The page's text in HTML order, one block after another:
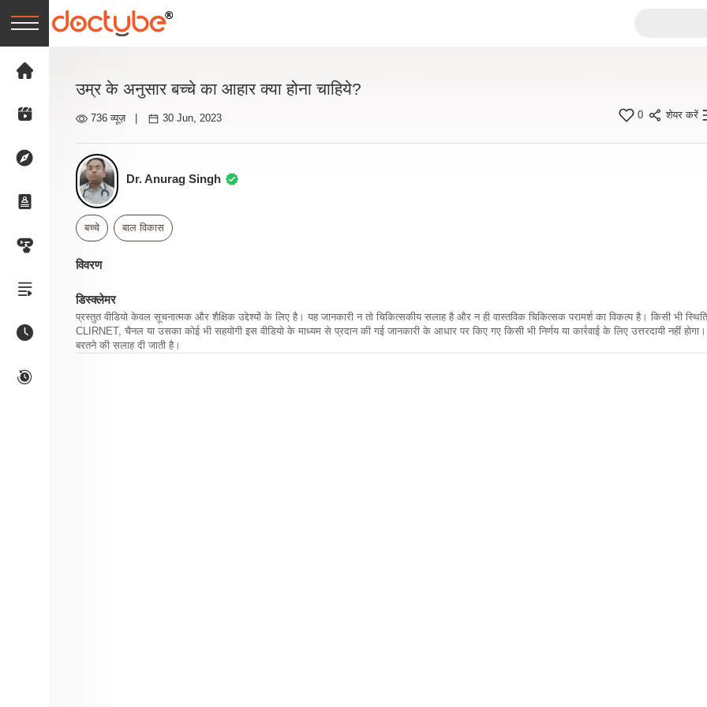
उम्र के अनुसार बच्चे का आहार क्या होना चाहिये?
736 व्यूज़ 30 Jun, 2023 0 शेयर करें
Dr. Anurag Singh
बच्चे बाल विकास
विवरण
डिस्क्लेमर
प्रस्तुत वीडियो केवल सूचनात्मक और शैक्षिक उद्देश्यों के लिए है। यह जानकारी न तो चिकित्सकीय सलाह है और न ही वास्तविक चिकित्सक परामर्श का विकल्प है। किसी भी
CLIRNET, चैनल या उसका कोई भी सहयोगी इस वीडियो के माध्यम से प्रदान की गई जानकारी के आधार पर किए गए किसी भी निर्णय या कार्रवाई के लिए उत्तरदायी नहीं होगा।
बरतने की सलाह दी जाती है।